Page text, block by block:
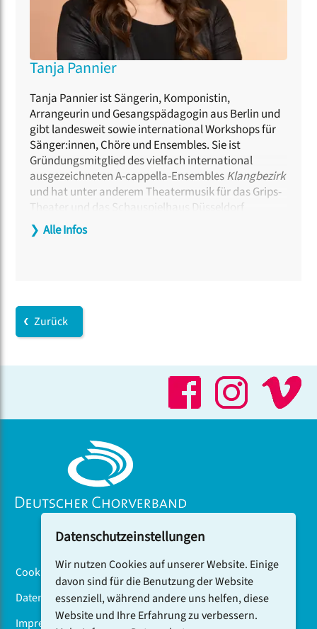
Tanja Pannier
Tanja Pannier ist Sängerin, Komponistin,
Arrangeurin und Gesangspädagogin aus Berlin und
gibt landesweit sowie international Workshops für
Sänger:innen, Chöre und Ensembles. Sie ist
Gründungsmitglied des vielfach international
ausgezeichneten A-cappella-EnsemblesKlangbezirk
und hat unter anderem Theatermusik für das Grips-
Theater und das Schauspielhaus Düsseldorf
geschrieben. An der Universität der Künste Berlin ist
sie seit 2021 als Dozentin und Abteilungsleiterin für
❯ Alle Infos
Zurück
Cookiebanner
Datenschutz
Impressum
Datenschutzeinstellungen
Wir nutzen Cookies auf unserer Website. Einige
davon sind für die Benutzung der Website
essenziell, während andere uns helfen, diese
Website und Ihre Erfahrung zu verbessern.